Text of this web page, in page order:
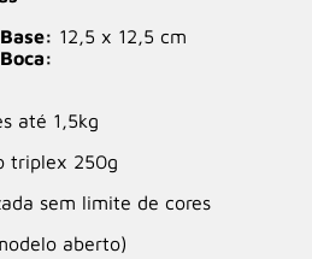
12,5 x 12,5 cm
até 1,5kg
triplex 250g
sem limite de cores
aberto)